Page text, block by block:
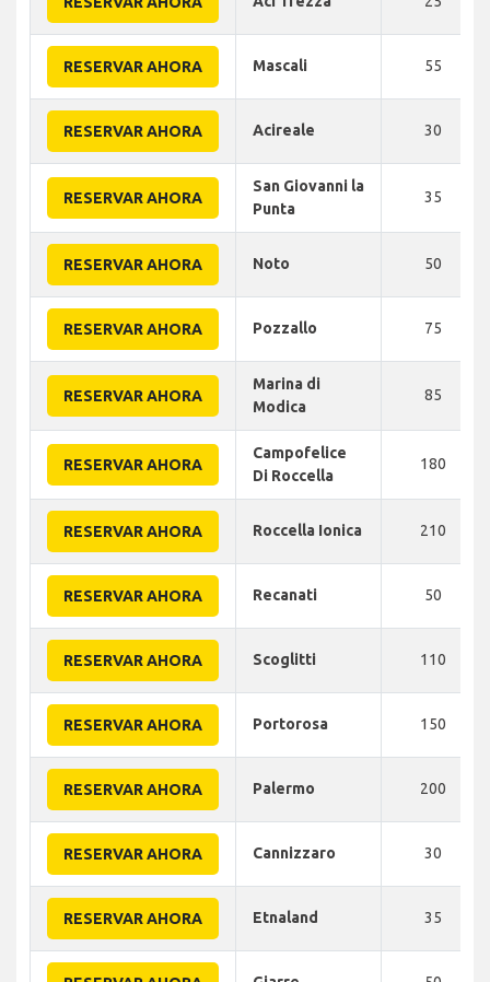
RESERVAR AHORA Mascali 55
RESERVAR AHORA Acireale 30
RESERVAR AHORA
San Giovanni la
Punta
35
RESERVAR AHORA Noto 50
RESERVAR AHORA Pozzallo 75
RESERVAR AHORA
Marina di
Modica
85
RESERVAR AHORA
Campofelice
Di Roccella
180
RESERVAR AHORA Roccella Ionica 210
RESERVAR AHORA Recanati 50
RESERVAR AHORA Scoglitti 110
RESERVAR AHORA Portorosa 150
RESERVAR AHORA Palermo 200
RESERVAR AHORA Cannizzaro 30
RESERVAR AHORA Etnaland 35